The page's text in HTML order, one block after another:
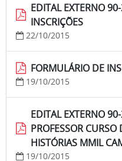
EDITAL EXTERNO
INSCRIÇÕES
22/10/2015
FORMULÁRIO DE
19/10/2015
EDITAL EXTERNO
PROFESSOR
HISTÓRIAS MMIL
19/10/2015